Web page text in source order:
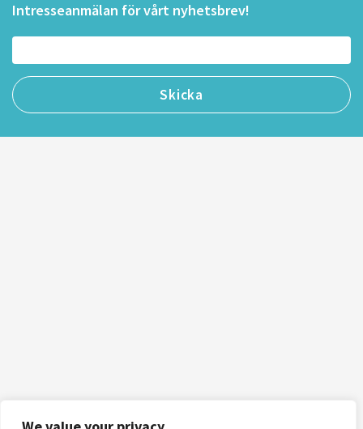
Intresseanmälan för vårt nyhetsbrev!